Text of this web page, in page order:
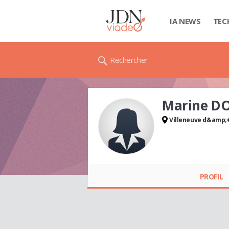
IA NEWS
Rechercher
Marine
Villeneuve
PROFIL